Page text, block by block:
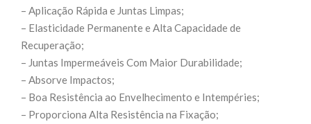
– Aplicação Rápida e Juntas Limpas;
– Elasticidade Permanente e Alta Capacidade de
Recuperação;
– Juntas Impermeáveis Com Maior Durabilidade;
– Absorve Impactos;
– Boa Resistência ao Envelhecimento e Intempéries;
– Proporciona Alta Resistência na Fixação;